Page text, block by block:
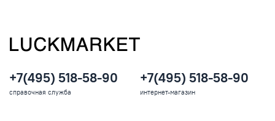
+7(495) 518-58-90
справочная служба
+7(495) 518-58-90
интернет-магазин